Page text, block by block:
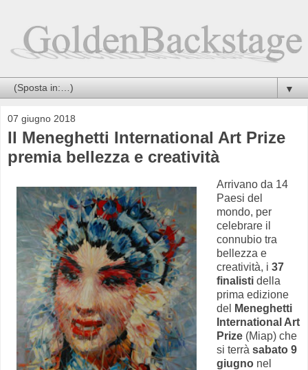
▼
07 giugno 2018
Il Meneghetti International Art Prize
premia bellezza e creatività
Arrivano da 14
Paesi del
mondo, per
celebrare il
connubio tra
bellezza e
creatività, i 37
finalistidella
prima edizione
del
Meneghetti
International Art
Prize(Miap) che
si terrà sabato 9
giugnonel